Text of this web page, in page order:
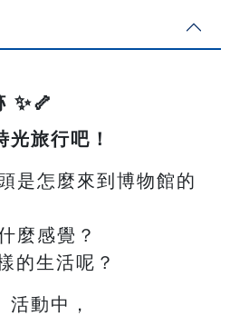
✨🦴
光旅行吧！
是怎麼來到博物館的
麼感覺？
的生活呢？
活動中，